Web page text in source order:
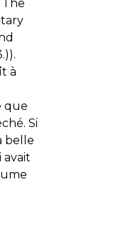
The
à
que
Si
belle